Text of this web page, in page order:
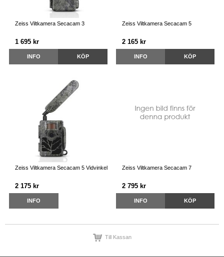
Zeiss Viltkamera Secacam 3
1 695 kr
INFO KÖP
Zeiss Viltkamera Secacam 5
2 165 kr
INFO KÖP
Zeiss Viltkamera Secacam 5 Vidvinkel
2 175 kr
INFO
Zeiss Viltkamera Secacam 7
2 795 kr
INFO KÖP
Till Kassan